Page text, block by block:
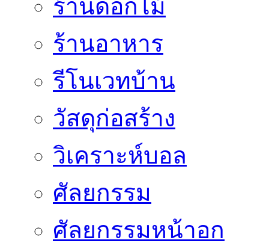
ร้านดอกไม้
ร้านอาหาร
รีโนเวทบ้าน
วัสดุก่อสร้าง
วิเคราะห์บอล
ศัลยกรรม
ศัลยกรรมหน้าอก